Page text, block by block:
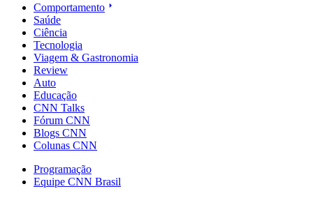
Comportamento
Saúde
Ciência
Tecnologia
Viagem & Gastronomia
Review
Auto
Educação
CNN Talks
Fórum CNN
Blogs CNN
Colunas CNN
Programação
Equipe CNN Brasil